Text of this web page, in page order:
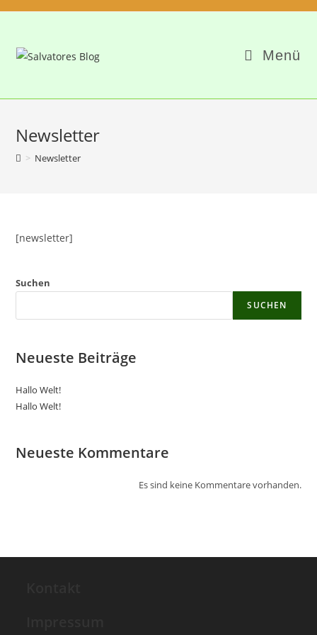
Menü
Newsletter
> Newsletter
[newsletter]
Suchen
SUCHEN
Neueste Beiträge
Hallo Welt!
Hallo Welt!
Neueste Kommentare
Es sind keine Kommentare vorhanden.